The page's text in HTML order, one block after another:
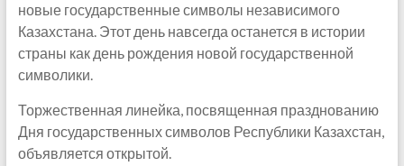
новые государственные символы независимого
Казахстана. Этот день навсегда останется в истории
страны как день рождения новой государственной
символики.
Торжественная линейка, посвященная празднованию
Дня государственных символов Республики Казахстан,
объявляется открытой.